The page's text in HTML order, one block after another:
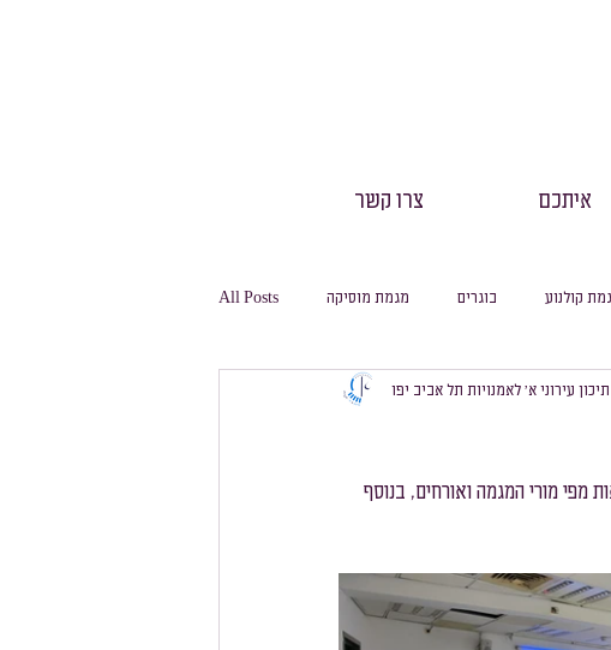
איתכם צרו קשר
All Posts מגמת מוסיקה בוגרים קולנוע
חגיגה חינוך גופני חודשי
מסלול ביולוגיה פילוסופיה
מסלול צרפתית שכבת ז׳
תיכון עירוני א׳ לאמנויות תל אביב יפו
בתאריכים 21-22.10 וכלל בתוכו הרצאות מפי מורי המגמה ואורחים, בנוסף